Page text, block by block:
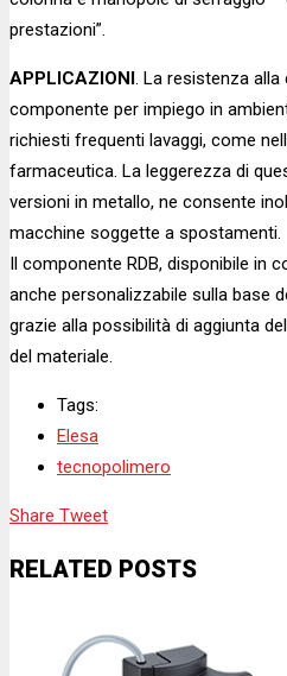
prestazioni”.
APPLICAZIONI. La resistenza
componente per impiego in
richiesti frequenti lavaggi, come
farmaceutica. La leggerezza di
versioni in metallo, ne consente
macchine soggette a spostamenti.
Il componente RDB, disponibile in
anche personalizzabile sulla base
grazie alla possibilità di aggiunta
del materiale.
Tags:
Elesa
tecnopolimero
Share Tweet
RELATED POSTS